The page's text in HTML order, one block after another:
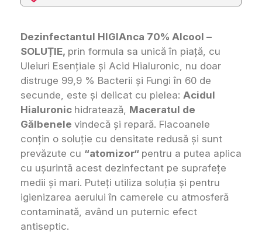
Dezinfectantul HIGIAnca 70% Alcool –
SOLUȚIE, prin formula sa unică în piață, cu
Uleiuri Esențiale și Acid Hialuronic, nu doar
distruge 99,9 % Bacterii și Fungi în 60 de
secunde, este și delicat cu pielea: Acidul
Hialuronic hidratează, Maceratul de
Gălbenele vindecă și repară. Flacoanele
conțin o soluție cu densitate redusă și sunt
prevăzute cu “atomizor“ pentru a putea aplica
cu ușurintă acest dezinfectant pe suprafețe
medii și mari. Puteți utiliza soluția și pentru
igienizarea aerului în camerele cu atmosferă
contaminată, având un puternic efect
antiseptic.